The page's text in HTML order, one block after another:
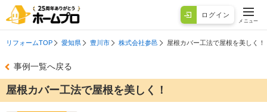
ログイン
メニュー
リフォームTOP 愛知県 豊川市 株式会社参邑 屋根カバー工法で屋根を美しく！
事例一覧へ戻る
屋根カバー工法で屋根を美しく！